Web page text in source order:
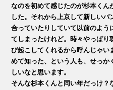
なのを初めて感じたのが杉本く
した。それから上京して新しい
合っていたりしていて以前のよ
てしまったけれど。時々やっぱ
び起こしてくれるから呼んじゃ
めて知った、という人も、せっ
しいなと思います。
そんな杉本くんと同い年だっけ